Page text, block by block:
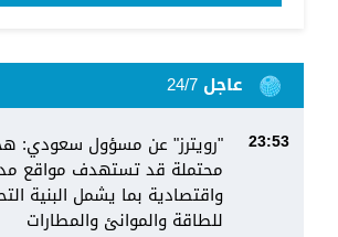
عاجل 24/7
23:53
"رويترز" عن مسؤول سعودي:
محتملة قد تستهدف مواقع
واقتصادية بما يشمل البنية
للطاقة والموانئ والمطارات